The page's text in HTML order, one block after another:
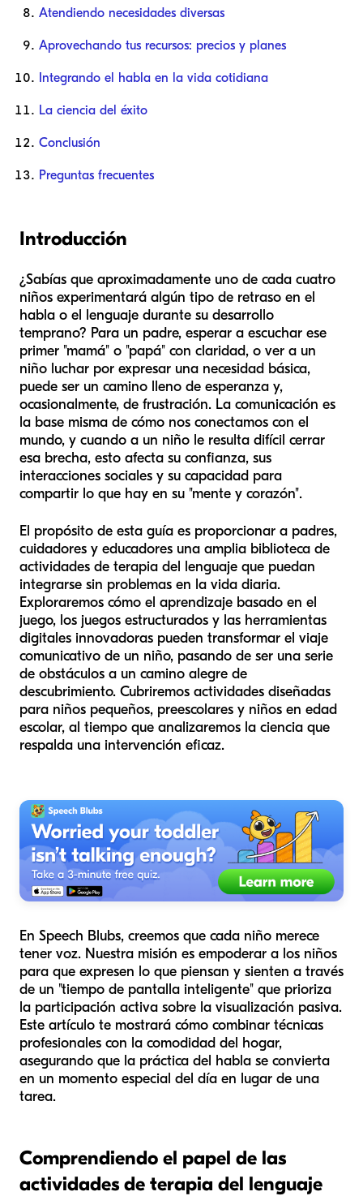
Atendiendo necesidades diversas
Aprovechando tus recursos: precios y planes
Integrando el habla en la vida cotidiana
La ciencia del éxito
Conclusión
Preguntas frecuentes
Introducción
¿Sabías que aproximadamente uno de cada cuatro
niños experimentará algún tipo de retraso en el
habla o el lenguaje durante su desarrollo
temprano? Para un padre, esperar a escuchar ese
primer "mamá" o "papá" con claridad, o ver a un
niño luchar por expresar una necesidad básica,
puede ser un camino lleno de esperanza y,
ocasionalmente, de frustración. La comunicación es
la base misma de cómo nos conectamos con el
mundo, y cuando a un niño le resulta difícil cerrar
esa brecha, esto afecta su confianza, sus
interacciones sociales y su capacidad para
compartir lo que hay en su "mente y corazón".
El propósito de esta guía es proporcionar a padres,
cuidadores y educadores una amplia biblioteca de
actividades de terapia del lenguaje que puedan
integrarse sin problemas en la vida diaria.
Exploraremos cómo el aprendizaje basado en el
juego, los juegos estructurados y las herramientas
digitales innovadoras pueden transformar el viaje
comunicativo de un niño, pasando de ser una serie
de obstáculos a un camino alegre de
descubrimiento. Cubriremos actividades diseñadas
para niños pequeños, preescolares y niños en edad
escolar, al tiempo que analizaremos la ciencia que
respalda una intervención eficaz.
En Speech Blubs, creemos que cada niño merece
tener voz. Nuestra misión es empoderar a los niños
para que expresen lo que piensan y sienten a través
de un "tiempo de pantalla inteligente" que prioriza
la participación activa sobre la visualización pasiva.
Este artículo te mostrará cómo combinar técnicas
profesionales con la comodidad del hogar,
asegurando que la práctica del habla se convierta
en un momento especial del día en lugar de una
tarea.
Comprendiendo el papel de las
actividades de terapia del lenguaje